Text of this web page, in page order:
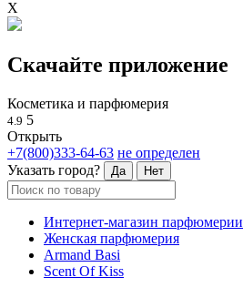
X
Скачайте приложение
Косметика и парфюмерия
4.9 5
Открыть
+7(800)333-64-63 не определен
Указать город?
Да Нет
Интернет-магазин парфюмерии
Женская парфюмерия
Armand Basi
Scent Of Kiss